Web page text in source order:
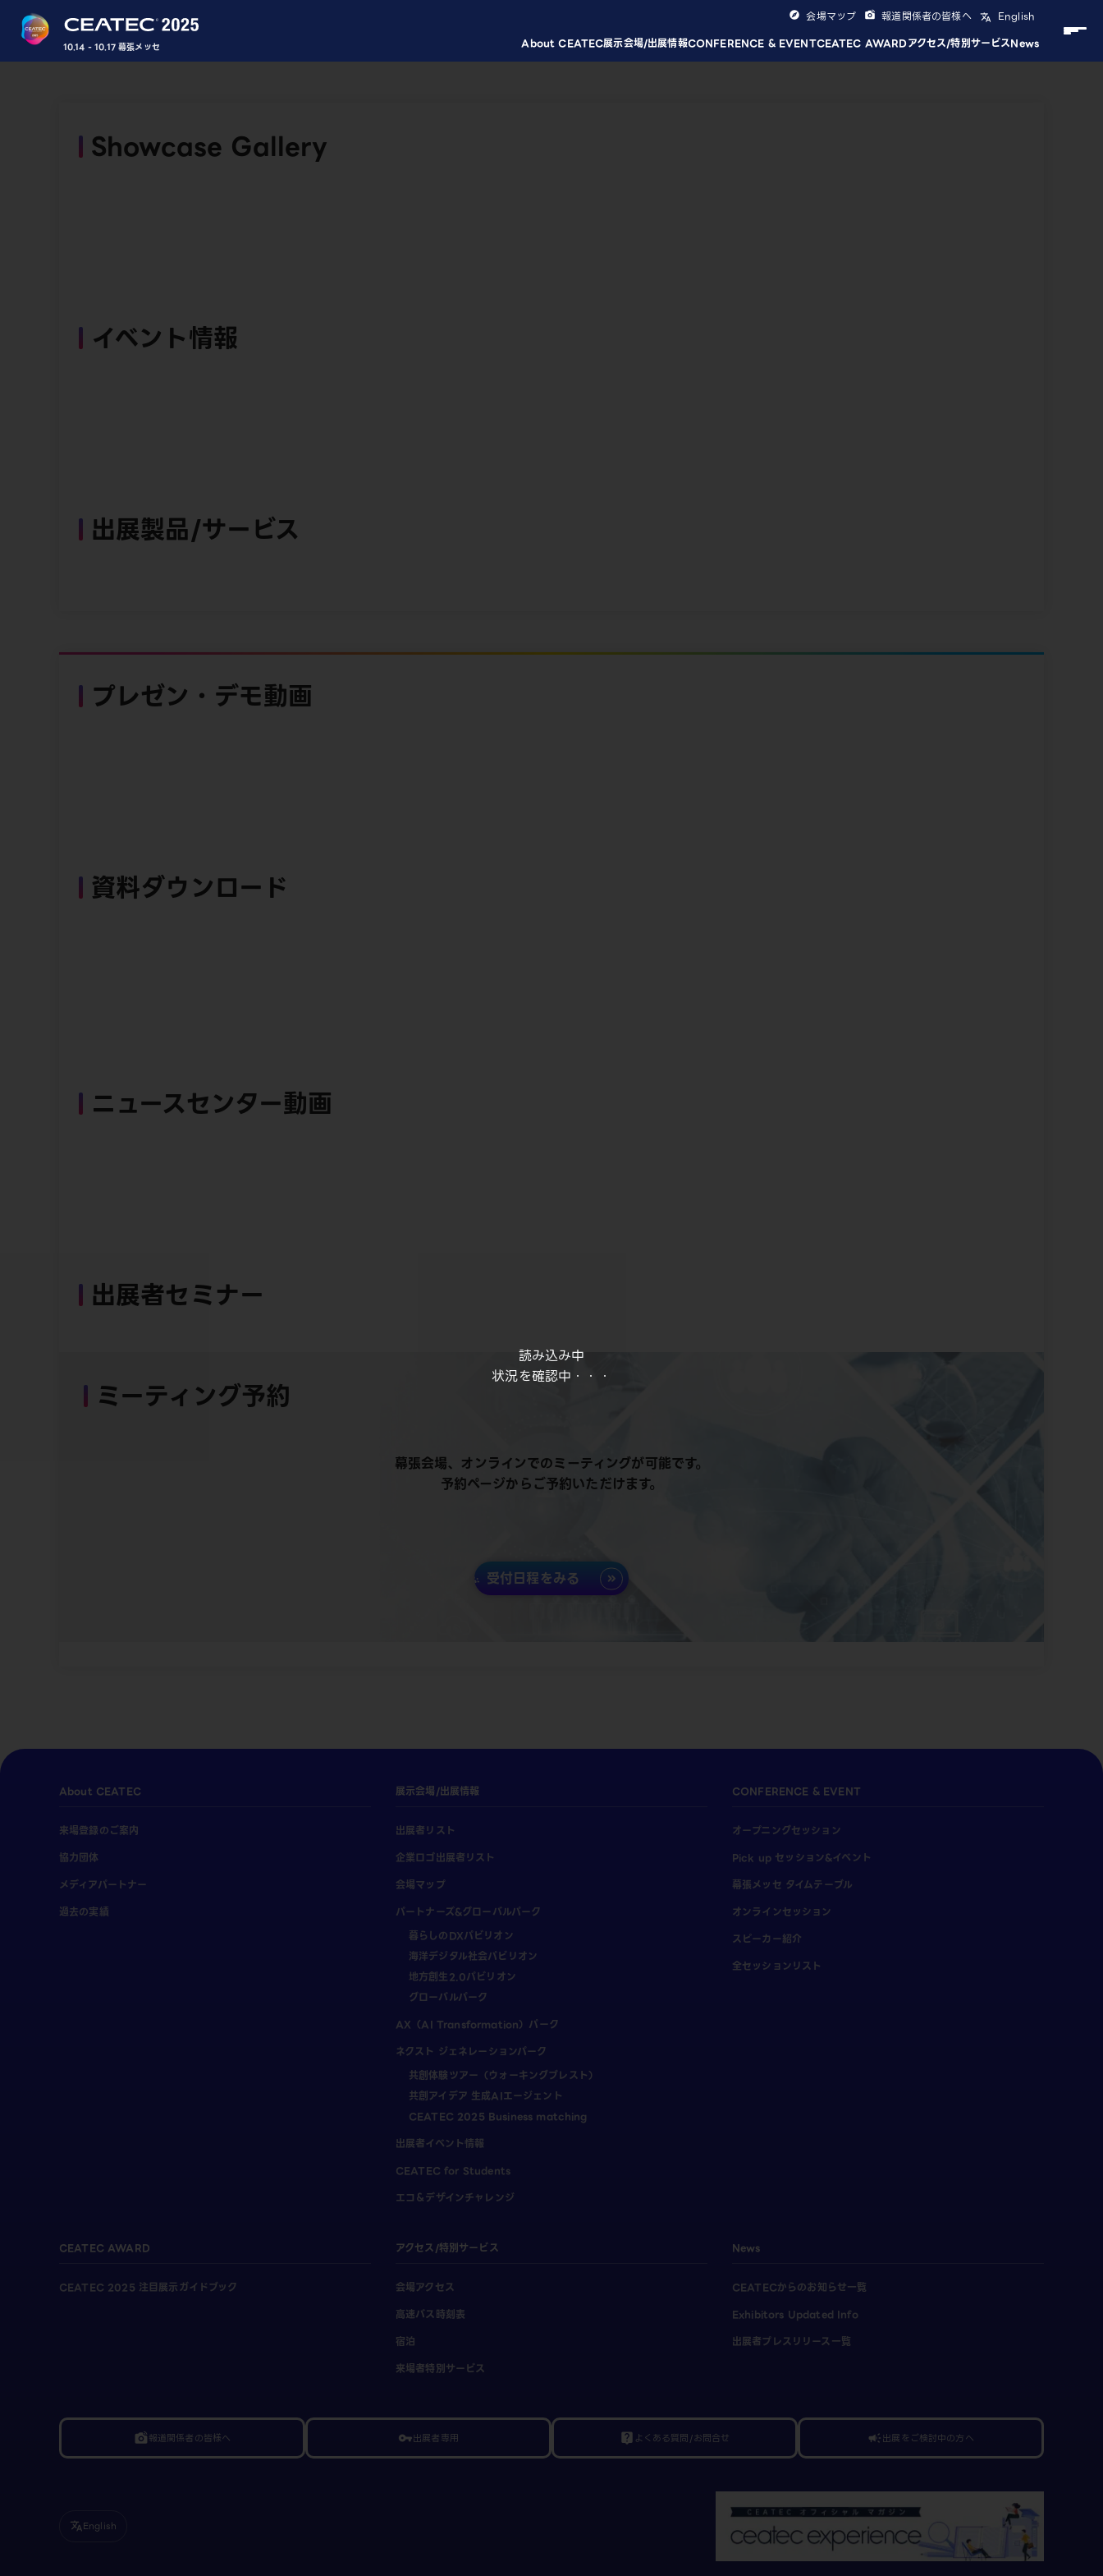
読み込み中
状況を確認中・・・
10.14 - 10.17 幕張メッセ About CEATEC展示会場/出展情報CONFERENCE & EVENTCEATEC AWARDアクセス/特別サービスNews
会場マップ 報道関係者の皆様へ English
Showcase Gallery
イベント情報
出展製品/サービス
プレゼン・デモ動画
資料ダウンロード
ニュースセンター動画
出展者セミナー
ミーティング予約
幕張会場、オンラインでのミーティングが可能です。
予約ページからご予約いただけます。
受付日程をみる
About CEATEC
来場登録のご案内
協力団体
メディアパートナー
過去の実績
展示会場/出展情報
出展者リスト
企業ロゴ出展者リスト
会場マップ
パートナーズ&グローバルパーク
暮らしのDXパビリオン
海洋デジタル社会パビリオン
地方創生2.0パビリオン
グローバルパーク
AX（AI Transformation）パーク
ネクスト ジェネレーションパーク
共創体験ツアー（ウォーキングブレスト）
共創アイデア 生成AIエージェント
CEATEC 2025 Business matching
出展者イベント情報
CEATEC for Students
エコ＆デザインチャレンジ
CONFERENCE & EVENT
オープニングセッション
Pick up セッション&イベント
幕張メッセ タイムテーブル
オンラインセッション
スピーカー紹介
全セッションリスト
CEATEC AWARD
CEATEC 2025 注目展示ガイドブック
アクセス/特別サービス
会場アクセス
高速バス時刻表
宿泊
来場者特別サービス
News
CEATECからのお知らせ一覧
Exhibitors Updated Info
出展者プレスリリース一覧
linked_camera報道関係者の皆様へ vpn_key出展者専用 live_help よくある質問/お問合せ campaign出展をご検討中の方へ
translateEnglish